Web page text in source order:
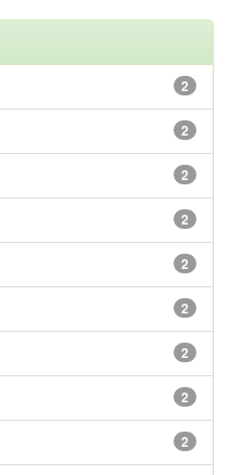
2
2
2
2
2
2
2
2
2